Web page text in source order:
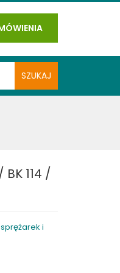
114 /
i